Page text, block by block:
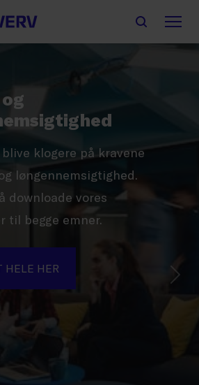
klogere på kravene
løngennemsigtighed.
downloade vores
til begge emner.
HELE HER